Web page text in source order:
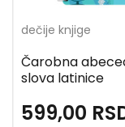
dečije knjige
Čarobna
slova latinice
599,00